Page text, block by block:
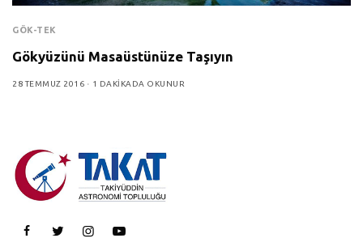
GÖK-TEK
Gökyüzünü Masaüstünüze Taşıyın
28 TEMMUZ 2016 1 DAKIKADA OKUNUR